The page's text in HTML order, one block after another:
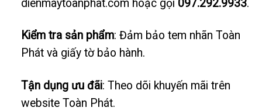
dienmaytoanphat.com hoặc gọi 097.292.9933.
Kiểm tra sản phẩm: Đảm bảo tem nhãn Toàn
Phát và giấy tờ bảo hành.
Tận dụng ưu đãi: Theo dõi khuyến mãi trên
website Toàn Phát.